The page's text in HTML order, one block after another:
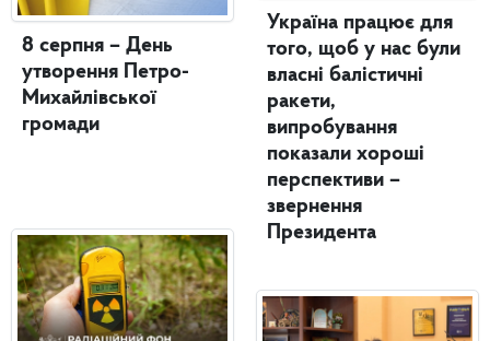
8 серпня – День
утворення Петро-
Михайлівської
громади
Україна працює для
того, щоб у нас були
власні балістичні
ракети,
випробування
показали хороші
перспективи –
звернення
Президента